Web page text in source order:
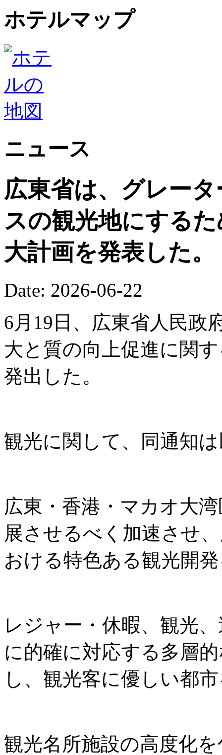
ホテルマップ
ニュース
広東省は、グレー
スの観光地にする
大計画を発表した。
Date: 2026-06-22
6月19日、広東省人民政
大と質の向上促進に関
発出した。
観光に関して、同通知
広東・香港・マカオ大
展させるべく加速させ
おける特色ある観光開
レジャー・休暇、観光
に的確に対応する多層
し、観光客に優しい都
観光名所施設の高度化